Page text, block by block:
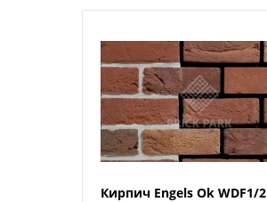
Кирпич Engels Ok WDF1/2